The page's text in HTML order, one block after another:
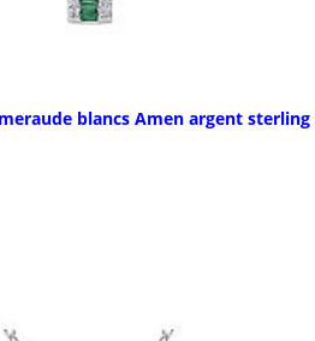
blancs Amen argent sterling